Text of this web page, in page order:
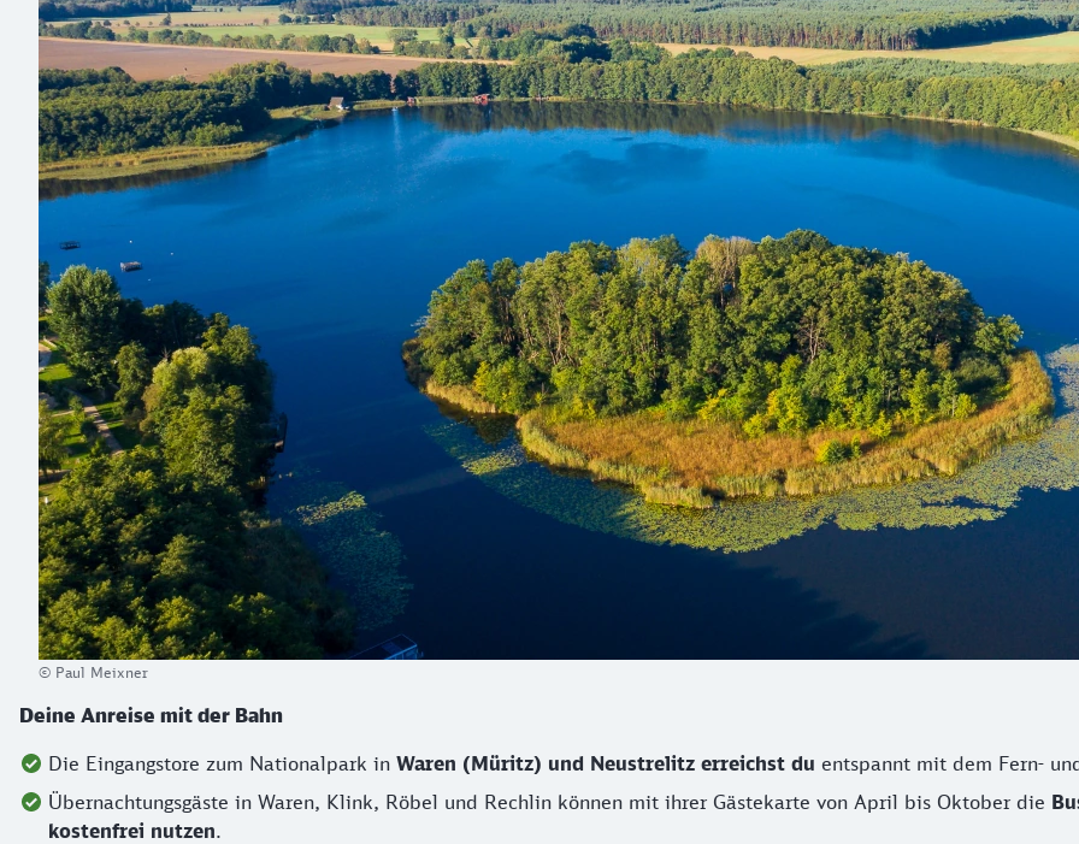
© Paul Meixner
Deine Anreise mit der Bahn
Die Eingangstore zum Nationalpark in Waren (Müritz) und Neustrelitz erreichst du entspannt mit dem Fern-
Übernachtungsgäste in Waren, Klink, Röbel und Rechlin können mit ihrer Gästekarte von April bis Oktober die
kostenfrei nutzen.